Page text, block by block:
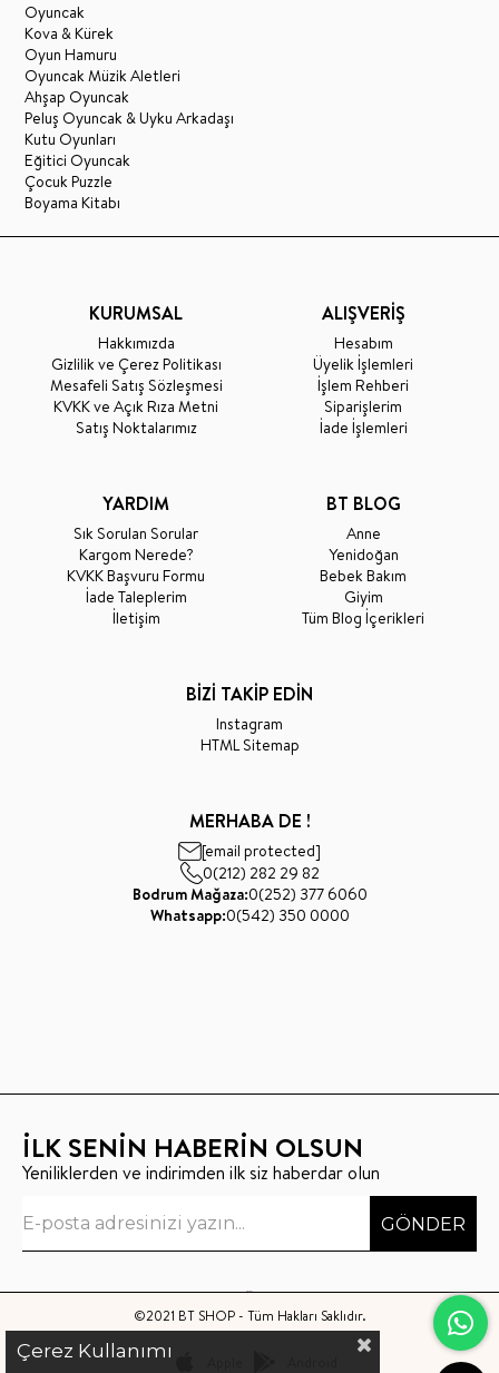
Oyuncak
Kova & Kürek
Oyun Hamuru
Oyuncak Müzik Aletleri
Ahşap Oyuncak
Peluş Oyuncak & Uyku Arkadaşı
Kutu Oyunları
Eğitici Oyuncak
Çocuk Puzzle
Boyama Kitabı
KURUMSAL
Hakkımızda
Gizlilik ve Çerez Politikası
Mesafeli Satış Sözleşmesi
KVKK ve Açık Rıza Metni
Satış Noktalarımız
ALIŞVERİŞ
Hesabım
Üyelik İşlemleri
İşlem Rehberi
Siparişlerim
İade İşlemleri
YARDIM
Sık Sorulan Sorular
Kargom Nerede?
KVKK Başvuru Formu
İade Taleplerim
İletişim
BT BLOG
Anne
Yenidoğan
Bebek Bakım
Giyim
Tüm Blog İçerikleri
BİZİ TAKİP EDİN
Instagram
HTML Sitemap
MERHABA DE !
[email protected]
0(212) 282 29 82
Bodrum Mağaza:0(252) 377 6060
Whatsapp:0(542) 350 0000
İLK SENİN HABERİN OLSUN
Yeniliklerden ve indirimden ilk siz haberdar olun
GÖNDER
©2021 BT SHOP - Tüm Hakları Saklıdır.
Çerez Kullanımı